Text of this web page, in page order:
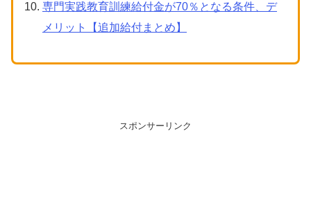
専門実践教育訓練給付金が70％となる条件、デ
メリット【追加給付まとめ】
スポンサーリンク